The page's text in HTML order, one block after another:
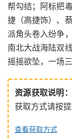
帮勾结；阿标把
捷（高捷饰）、
派角头卷入纷争
南北大战海陆双
摇摇欲坠，一场
资源获取说明：
获取方式请按提
查看获取方式